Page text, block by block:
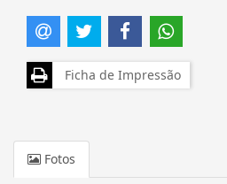
Ficha de Impressão
Fotos